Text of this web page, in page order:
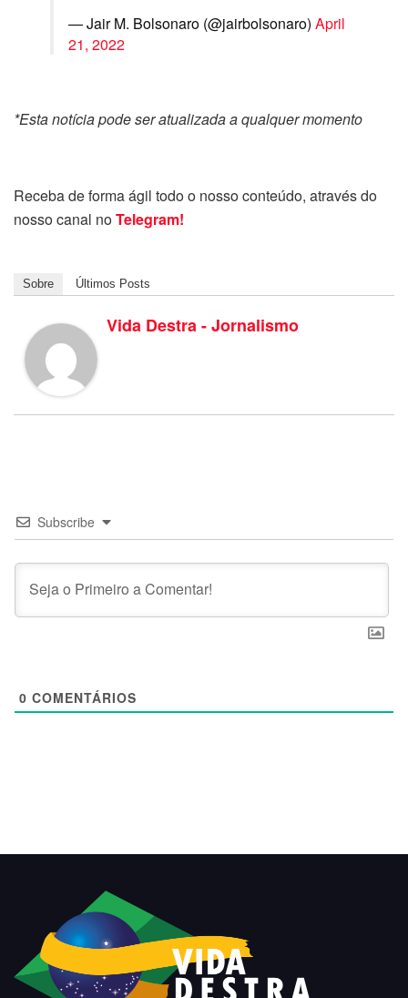
— Jair M. Bolsonaro (@jairbolsonaro) April
21, 2022
*Esta notícia pode ser atualizada a qualquer momento
Receba de forma ágil todo o nosso conteúdo, através do
nosso canal noTelegram!
Sobre Últimos Posts
Vida Destra - Jornalismo
Subscribe
0 COMENTÁRIOS